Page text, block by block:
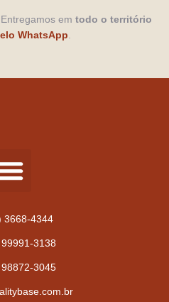
em todo o território
WhatsApp
3668-4344
3138
3045